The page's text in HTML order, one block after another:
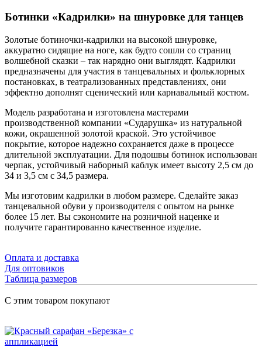
Ботинки «Кадрилки» на шнуровке для танцев
Золотые ботиночки-кадрилки на высокой шнуровке,
аккуратно сидящие на ноге, как будто сошли со страниц
волшебной сказки – так нарядно они выглядят. Кадрилки
предназначены для участия в танцевальных и фольклорных
постановках, в театрализованных представлениях, они
эффектно дополнят сценический или карнавальный костюм.
Модель разработана и изготовлена мастерами
производственной компании «Сударушка» из натуральной
кожи, окрашенной золотой краской. Это устойчивое
покрытие, которое надежно сохраняется даже в процессе
длительной эксплуатации. Для подошвы ботинок использован
черпак, устойчивый наборный каблук имеет высоту 2,5 см до
34 и 3,5 см с 34,5 размера.
Мы изготовим кадрилки в любом размере. Сделайте заказ
танцевальной обуви у производителя с опытом на рынке
более 15 лет. Вы сэкономите на розничной наценке и
получите гарантированно качественное изделие.
Оплата и доставка
Для оптовиков
Таблица размеров
С этим товаром покупают